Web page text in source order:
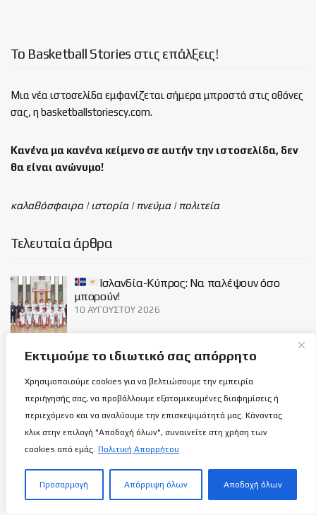
Εκτιμούμε το ιδιωτικό σας απόρρητο
Χρησιμοποιούμε cookies για να βελτιώσουμε την εμπειρία
περιήγησής σας, να προβάλλουμε εξατομικευμένες διαφημίσεις ή
περιεχόμενο και να αναλύουμε την επισκεψιμότητά μας. Κάνοντας
κλικ στην επιλογή "Αποδοχή όλων", συναινείτε στη χρήση των
cookies από εμάς. Πολιτική Απορρήτου
Προσαρμογή Απόρριψη όλων Αποδοχή όλων
Το Basketball Stories στις επάλξεις!
Μια νέα ιστοσελίδα εμφανίζεται σήμερα μπροστά στις οθόνες
σας, η basketballstoriescy.com.
Κανένα μα κανένα κείμενο σε αυτήν την ιστοσελίδα, δεν
θα είναι ανώνυμο!
καλαθόσφαιρα | ιστορία | πνεύμα | πολιτεία
Τελευταία άρθρα
Ισλανδία-Κύπρος: Να παλέψουν όσο
μπορούν!
10 ΑΥΓΟΎΣΤΟΥ 2026
Βοσνία & Ερζεγοβίνη-Κύπρος: Απέναντι
(Σύνδεσμος ζωντανής μετάδοσης)!
10 ΑΥΓΟΎΣΤΟΥ 2026
Κεραυνός: Γιατί η Άνοιξη του 1989, είναι η
πιο σημαδιακή στην Ερυθροκίτρινη
αιωνιότητα και ποια ήταν η τελευταία
αναμέτρηση στην 1η κατηγορία…
9 ΑΥΓΟΎΣΤΟΥ 2026